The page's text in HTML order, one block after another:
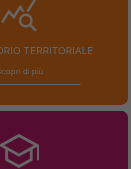
TERRITORIALE
di più